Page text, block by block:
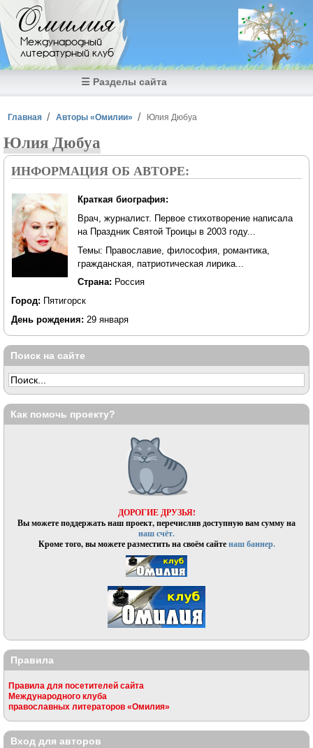
Перейти к основному содержанию
Омилия
Международный
литературный клуб
☰ Разделы сайта
Вы здесь
Главная Авторы «Омилии» Юлия Дюбуа
Юлия Дюбуа
ИНФОРМАЦИЯ ОБ АВТОРЕ:
Краткая биография:
Врач, журналист. Первое стихотворение написала
на Праздник Святой Троицы в 2003 году...
Темы: Православие, философия, романтика,
гражданская, патриотическая лирика...
Страна: Россия
Город: Пятигорск
День рождения: 29 января
Поиск на сайте
Как помочь проекту?
ДОРОГИЕ ДРУЗЬЯ!
Вы можете поддержать наш проект, перечислив доступную вам сумму на
наш счёт.
Кроме того, вы можете разместить на своём сайтенаш баннер.
Правила
Правила для посетителей сайта
Международного клуба
православных литераторов «Омилия»
Вход для авторов